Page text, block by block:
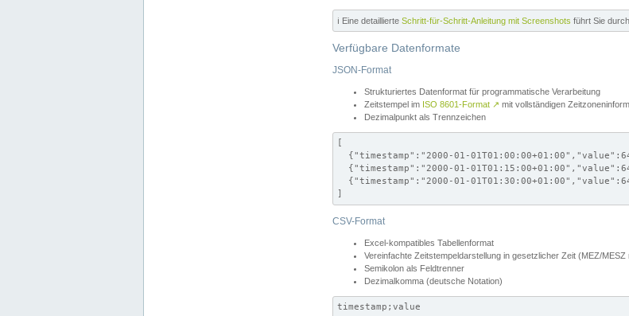
ℹ️ Eine detaillierte Schritt-für-Schritt-Anleitung mit Screenshots führt Sie
Verfügbare Datenformate
JSON-Format
Strukturiertes Datenformat für programmatische Verarbeitung
Zeitstempel im ISO 8601-Format ↗ mit vollständigen
Dezimalpunkt als Trennzeichen
[
{"timestamp":"2000-01-
{"timestamp":"2000-01-
{"timestamp":"2000-01-
]
CSV-Format
Excel-kompatibles Tabellenformat
Vereinfachte Zeitstempeldarstellung in gesetzlicher Zeit (MEZ/MESZ
Semikolon als Feldtrenner
Dezimalkomma (deutsche Notation)
timestamp;value